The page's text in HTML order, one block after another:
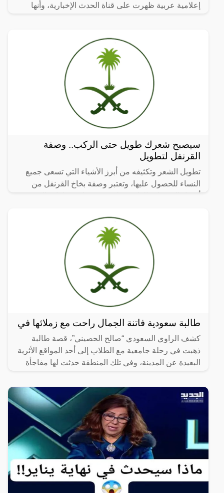
إعلامية عربية ظهرت على قناة الحدث الإخبارية، وأنها
سيصبح شعرك طويل حتى الركب.. وصفة
القرنفل لتطويل
تطويل الشعر وتكثيفه من أبرز الأشياء التي تسعى جميع
النساء للحصول عليها، وتعتبر وصفة بخاخ القرنفل من
طالبة سعودية فاتنة الجمال راحت مع زملائها في
كشف الراوي السعودي “صالح الحصيني”، قصة طالبة
ذهبت في رحلة جامعية مع الطلاب إلى أحد المواقع الأثرية
البعيدة عن المدينة، وفي تلك المنطقة حدثت لها مفاجأة